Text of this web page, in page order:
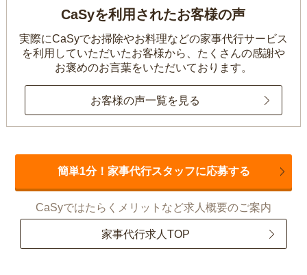
CaSyを利用されたお客様の声
実際にCaSyでお掃除やお料理などの家事代行サービス
を利用していただいたお客様から、 たくさんの感謝や
お褒めのお言葉をいただいております。
お客様の声一覧を見る
簡単1分！家事代行スタッフに応募する
CaSyではたらくメリットなど求人概要のご案内
家事代行求人TOP